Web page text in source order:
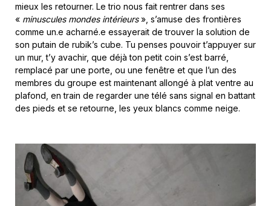
mieux les retourner. Le trio nous fait rentrer dans ses
« minuscules mondes intérieurs», s’amuse des frontières
comme un.e acharné.e essayerait de trouver la solution de
son putain de rubik’s cube. Tu penses pouvoir t’appuyer sur
un mur, t’y avachir, que déjà ton petit coin s’est barré,
remplacé par une porte, ou une fenêtre et que l’un des
membres du groupe est maintenant allongé à plat ventre au
plafond, en train de regarder une télé sans signal en battant
des pieds et se retourne, les yeux blancs comme neige.